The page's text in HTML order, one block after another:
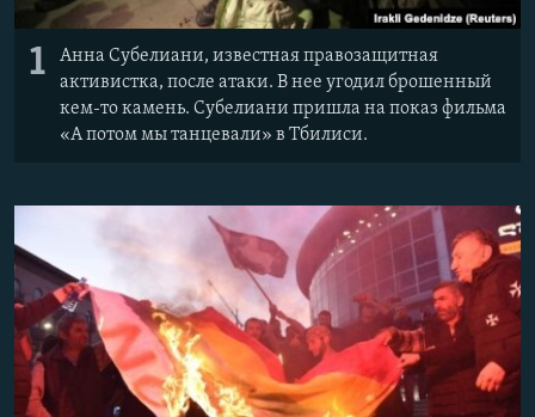
1
Анна Субелиани, известная правозащитная
активистка, после атаки. В нее угодил брошенный
кем-то камень. Субелиани пришла на показ фильма
«А потом мы танцевали» в Тбилиси.